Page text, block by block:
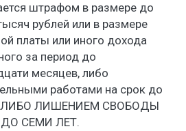
штрафом в размере до
рублей или в размере
платы или иного дохода
за период до
месяцев, либо
работами на срок до
ЛИБО ЛИШЕНИЕМ СВОБОДЫ
СЕМИ ЛЕТ.